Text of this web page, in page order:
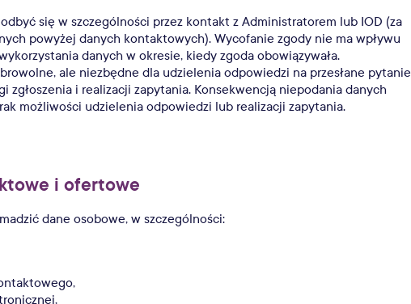
się w szczególności przez kontakt z Administratorem lub IOD (za
powyżej danych kontaktowych). Wycofanie zgody nie ma wpływu
danych w okresie, kiedy zgoda obowiązywała.
ale niezbędne dla udzielenia odpowiedzi na przesłane pytanie
zgłoszenia i realizacji zapytania. Konsekwencją niepodania danych
możliwości udzielenia odpowiedzi lub realizacji zapytania.
i ofertowe
dane osobowe, w szczególności: